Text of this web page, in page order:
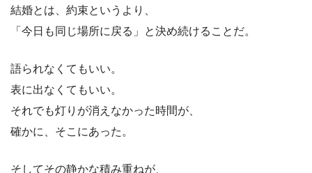
結婚とは、約束というより、
「今日も同じ場所に戻る」と決め続けることだ。
語られなくてもいい。
表に出なくてもいい。
それでも灯りが消えなかった時間が、
確かに、そこにあった。
そしてその静かな積み重ねが、